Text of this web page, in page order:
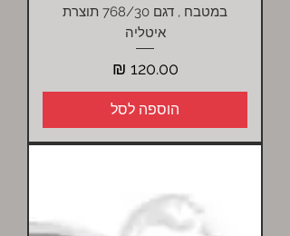
במטבח , דגם 768/30 תוצרת
איטליה
מחיר
הוספה לסל